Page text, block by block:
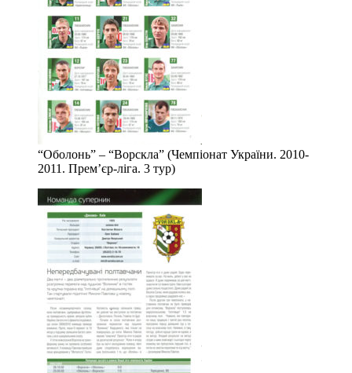
“Оболонь” – “Ворскла” (Чемпіонат України. 2010-
2011. Прем’єр-ліга. 3 тур)